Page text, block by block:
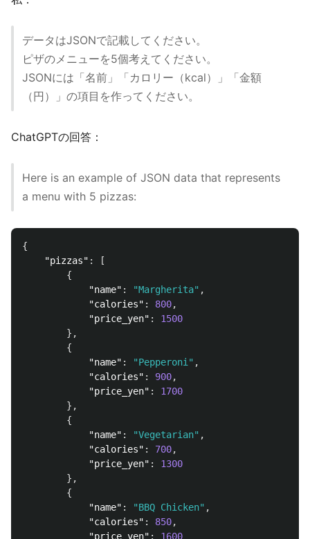
データはJSONで記載してください。
ピザのメニューを5個考えてください。
JSONには「名前」「カロリー（kcal）」「金額
（円）」の項目を作ってください。
ChatGPTの回答：
Here is an example of JSON data that represents
a menu with 5 pizzas:
{
"pizzas" :
[
{
"name" : "Margherita" ,
"calories" : 800,
"price_yen" :
1500
},
{
"name" : "Pepperoni" ,
"calories" : 900,
"price_yen" :
1700
},
{
"name" : "Vegetarian" ,
"calories" : 700,
"price_yen" :
1300
},
{
"name" : "BBQ Chicken" ,
"calories" : 850,
"price_yen" : 1600